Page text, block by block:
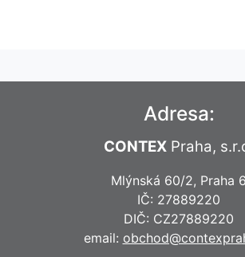
Adresa:
CONTEX Praha,
Mlýnská 60/2, Praha 6
IČ: 27889220
DIČ: CZ27889220
email: